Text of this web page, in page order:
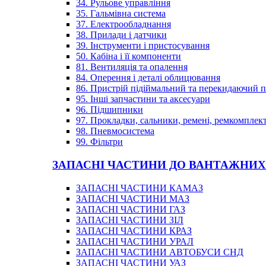
34. Рульове управління
35. Гальмівна система
37. Електрообладнання
38. Прилади і датчики
39. Інструменти і пристосування
50. Кабіна і її компоненти
81. Вентиляція та опалення
84. Оперення і деталі облицювання
86. Пристрій підіймальний та перекидаючий
95. Інші запчастини та аксесуари
96. Підшипники
97. Прокладки, сальники, ремені,
98. Пневмосистема
99. Фільтри
ЗАПАСНІ ЧАСТИНИ ДО
ЗАПАСНІ ЧАСТИНИ КАМАЗ
ЗАПАСНІ ЧАСТИНИ МАЗ
ЗАПАСНІ ЧАСТИНИ ГАЗ
ЗАПАСНІ ЧАСТИНИ ЗІЛ
ЗАПАСНІ ЧАСТИНИ КРАЗ
ЗАПАСНІ ЧАСТИНИ УРАЛ
ЗАПАСНІ ЧАСТИНИ АВТОБУСИ СНД
ЗАПАСНІ ЧАСТИНИ УАЗ